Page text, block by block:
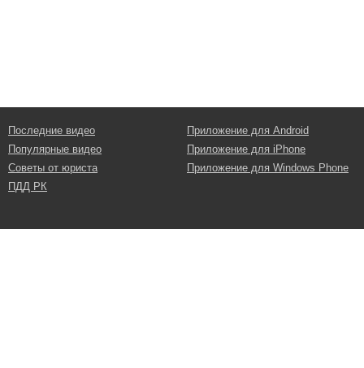
Последние видео
Популярные видео
Советы от юриста
ПДД РК
Приложение для Android
Приложение для iPhone
Приложение для Windows Phone